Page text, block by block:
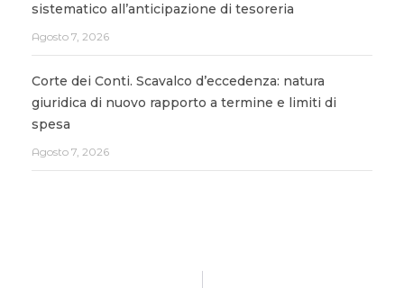
sistematico all’anticipazione di tesoreria
Agosto 7, 2026
Corte dei Conti. Scavalco d’eccedenza: natura
giuridica di nuovo rapporto a termine e limiti di
spesa
Agosto 7, 2026